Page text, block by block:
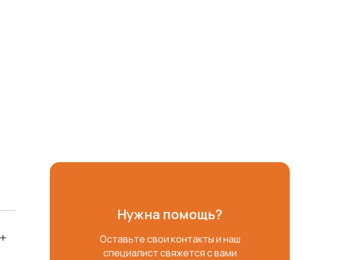
Нужна помощь?
Оставьте свои контакты и наш
специалист свяжется с вами